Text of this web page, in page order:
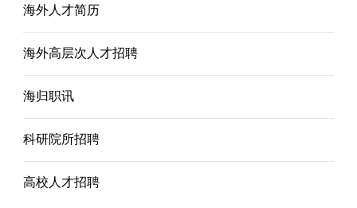
海外人才简历
海外高层次人才招聘
海归职讯
科研院所招聘
高校人才招聘